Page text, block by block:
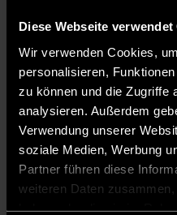
Diese Webseite verwendet
Wir verwenden Cookies,
personalisieren,
zu können und die Zugriffe
analysieren. Außerdem
Verwendung unserer
soziale Medien, Werbung
Partner führen diese
weiteren Daten
IPH
L 204
0991/3615-533